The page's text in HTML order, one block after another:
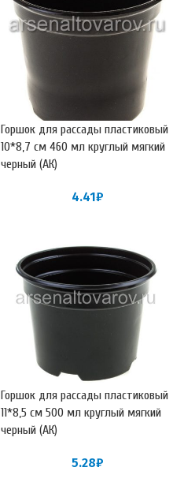
Горшок для рассады пластиковый
10*8,7 см 460 мл круглый мягкий
черный (АК)
4.41₽
Горшок для рассады пластиковый
11*8,5 см 500 мл круглый мягкий
черный (АК)
5.28₽